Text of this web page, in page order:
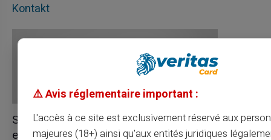
Kontakt
Service & Support durch
echte Menschen, nicht durch Bots
⚠️ Avis réglementaire important :
L'accès à ce site est exclusivement réservé aux
majeures (18+) ainsi qu'aux entités juridiques